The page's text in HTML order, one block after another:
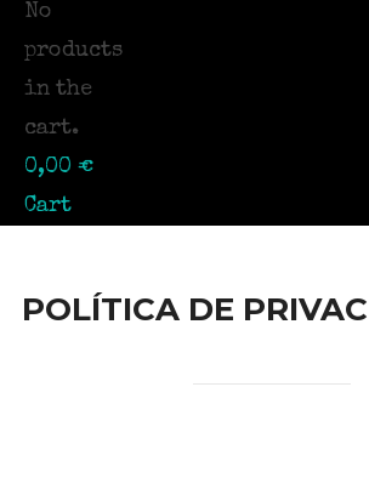
No
products
in the
cart.
0,00 €
Cart
POLÍTICA DE